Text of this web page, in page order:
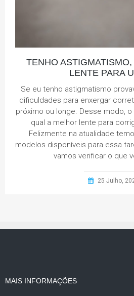
TENHO
LENTE PARA
Se eu tenho astigmatismo
dificuldades para enxergar
próximo ou longe. Desse modo,
qual a melhor lente para
Felizmente na atualidade
modelos disponíveis para essa
vamos verificar o que
25 Julho,
MAIS INFORMAÇÕES